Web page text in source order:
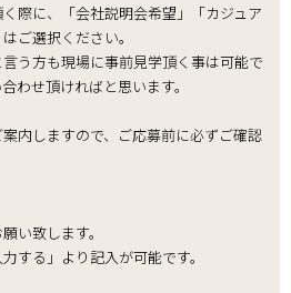
際に、「会社説明会希望」「カジュア
ご選択ください。
言う方も現場に事前見学頂く事は可能で
わせ頂ければと思います。
内しますので、ご応募前に必ずご確認
い致します。
する」より記入が可能です。